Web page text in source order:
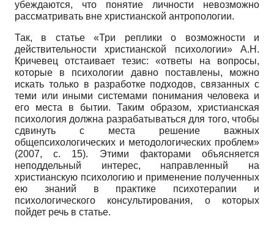
убеждаются, что понятие личности невозможно
рассматривать вне христианской антропологии.
Так, в статье «Три реплики о возможности и
действительности христианской психологии» А.Н.
Кричевец отстаивает тезис: «ответы на вопросы,
которые в психологии давно поставлены, можно
искать только в разработке подходов, связанных с
теми или иными системами понимания человека и
его места в бытии. Таким образом, христианская
психология должна разрабатываться для того, чтобы
сдвинуть с места решение важных
общепсихологических и методологических проблем»
(2007, с. 15). Этими факторами объясняется
неподдельный интерес, направленный на
христианскую психологию и применение полученных
ею знаний в практике психотерапии и
психологического консультирования, о которых
пойдет речь в статье.